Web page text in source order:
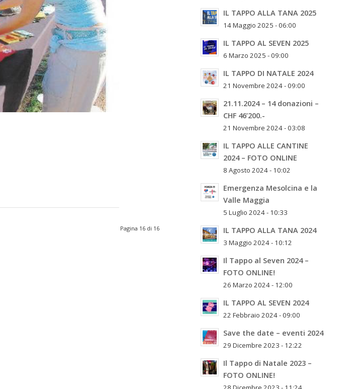
Pagina 16 di 16
IL TAPPO ALLA TANA 2025
14 Maggio 2025 - 06:00
IL TAPPO AL SEVEN 2025
6 Marzo 2025 - 09:00
IL TAPPO DI NATALE 2024
21 Novembre 2024 - 09:00
21.11.2024 – 14 donazioni –
CHF 46’200.-
21 Novembre 2024 - 03:08
IL TAPPO ALLE CANTINE
2024 – FOTO ONLINE
8 Agosto 2024 - 10:02
Emergenza Mesolcina e la
Valle Maggia
5 Luglio 2024 - 10:33
IL TAPPO ALLA TANA 2024
3 Maggio 2024 - 10:12
Il Tappo al Seven 2024 –
FOTO ONLINE!
26 Marzo 2024 - 12:00
IL TAPPO AL SEVEN 2024
22 Febbraio 2024 - 09:00
Save the date – eventi 2024
29 Dicembre 2023 - 12:22
Il Tappo di Natale 2023 –
FOTO ONLINE!